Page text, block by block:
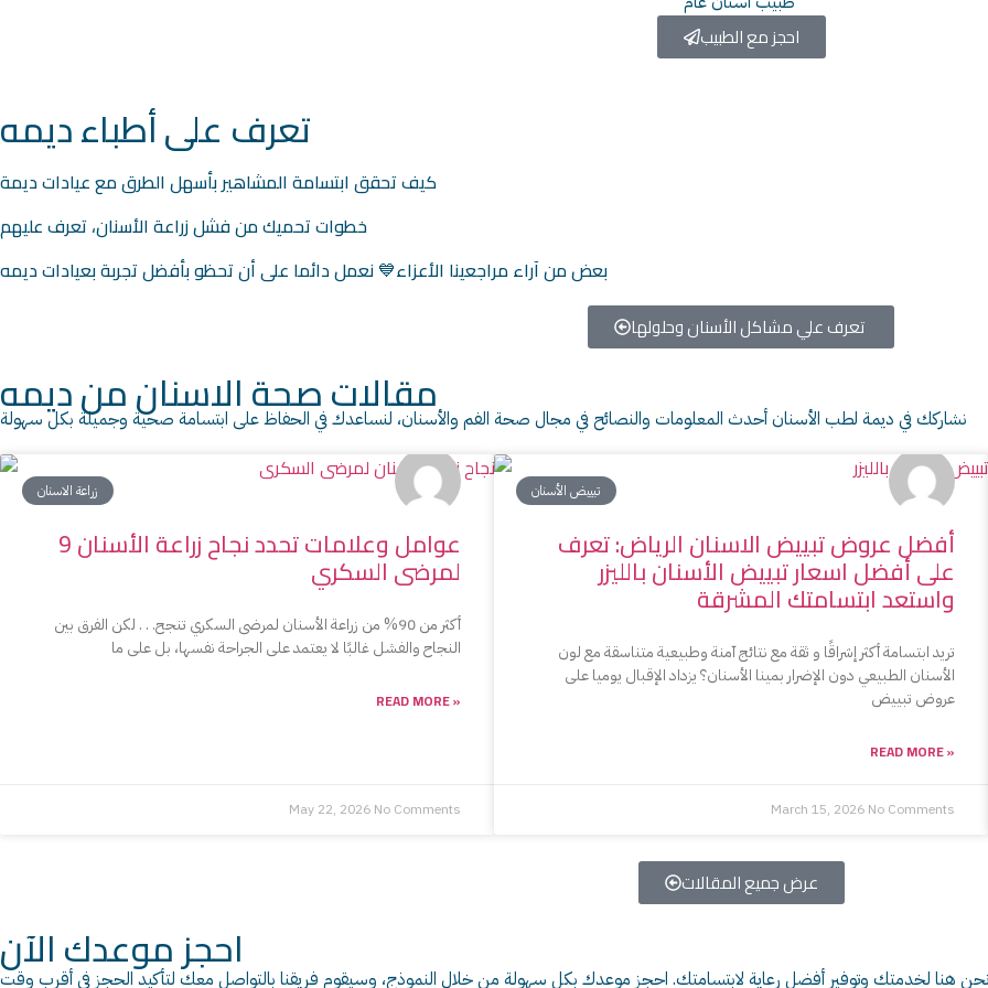
احجز مع الطبيب
تعرف على أطباء ديمه
كيف تحقق ابتسامة المشاهير بأسهل الطرق مع عيادات ديمة
خطوات تحميك من فشل زراعة الأسنان، تعرف عليهم
بعض من آراء مراجعينا الأعزاء💙 نعمل دائما على أن تحظو بأفضل تجربة بعيادات ديمه
مقالات صحة الاسنان من ديمه
نشاركك في ديمة لطب الأسنان أحدث المعلومات والنصائح في مجال صحة الفم والأسنان، لنساعدك في الحفاظ على ابتسامة صحية وجميلة بكل سهولة
زراعة الاسنان
9 عوامل وعلامات تحدد نجاح زراعة الأسنان
لمرضى السكري
أكثر من 90% من زراعة الأسنان لمرضى السكري تنجح. . . لكن الفرق بين
النجاح والفشل غالبًا لا يعتمد على الجراحة نفسها، بل على ما
READ MORE »
May 22, 2026 No Comments
تبييض الأسنان
أفضل عروض تبييض الاسنان الرياض: تعرف
على أفضل اسعار تبييض الأسنان بالليزر
واستعد ابتسامتك المشرقة
تريد ابتسامة أكثر إشراقًا و ثقة مع نتائج آمنة وطبيعية متناسقة مع لون
الأسنان الطبيعي دون الإضرار بمينا الأسنان؟ يزداد الإقبال يوميا على
عروض تبييض
READ MORE »
March 15, 2026 No Comments
عرض جميع المقالات
احجز موعدك الآن
نحن هنا لخدمتك وتوفير أفضل رعاية لابتسامتك. احجز موعدك بكل سهولة من خلال النموذج، وسيقوم فريقنا بالتواصل معك لتأكيد الحجز في أقرب وقت